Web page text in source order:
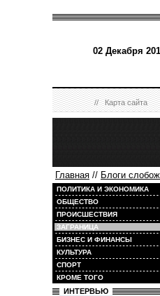
02 Декабря
//Карта сайта
Главная // Блоги
ПОЛИТИКА И ЭКОНОМИКА
ОБЩЕСТВО
ПРОИСШЕСТВИЯ
ЗАГРАНИЦА
БИЗНЕС И ФИНАНСЫ
КУЛЬТУРА
СПОРТ
КРОМЕ ТОГО
ИНТЕРВЬЮ